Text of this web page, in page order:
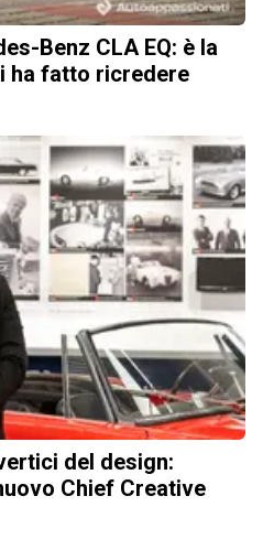
Benz CLA EQ: è la
ha fatto ricredere
del design:
Chief Creative